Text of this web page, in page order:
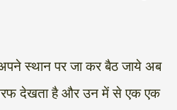
स्थान पर जा कर बैठ जाये अब
देखता है और उन में से एक एक